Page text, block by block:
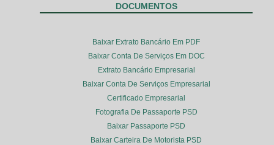
DOCUMENTOS
Baixar Extrato Bancário Em PDF
Baixar Conta De Serviços Em DOC
Extrato Bancário Empresarial
Baixar Conta De Serviços Empresarial
Certificado Empresarial
Fotografia De Passaporte PSD
Baixar Passaporte PSD
Baixar Carteira De Motorista PSD